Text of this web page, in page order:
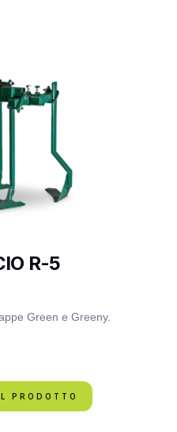
R-5
Green e Greeny.
PRODOTTO